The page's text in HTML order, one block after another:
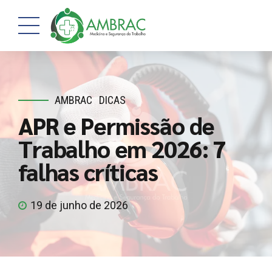
AMBRAC DICAS
APR e Permissão de
Trabalho em 2026: 7
falhas críticas
19 de junho de 2026